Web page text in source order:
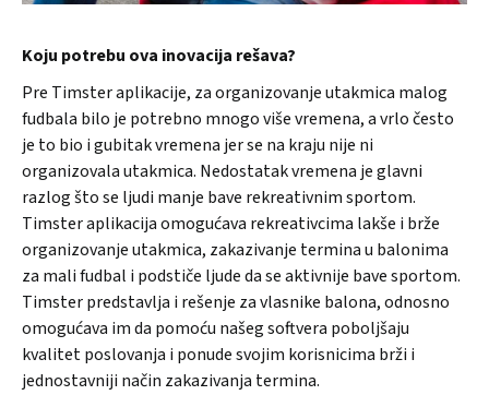
Koju potrebu ova inovacija rešava?
Pre Timster aplikacije, za organizovanje utakmica malog
fudbala bilo je potrebno mnogo više vremena, a vrlo često
je to bio i gubitak vremena jer se na kraju nije ni
organizovala utakmica. Nedostatak vremena je glavni
razlog što se ljudi manje bave rekreativnim sportom.
Timster aplikacija omogućava rekreativcima lakše i brže
organizovanje utakmica, zakazivanje termina u balonima
za mali fudbal i podstiče ljude da se aktivnije bave sportom.
Timster predstavlja i rešenje za vlasnike balona, odnosno
omogućava im da pomoću našeg softvera poboljšaju
kvalitet poslovanja i ponude svojim korisnicima brži i
jednostavniji način zakazivanja termina.